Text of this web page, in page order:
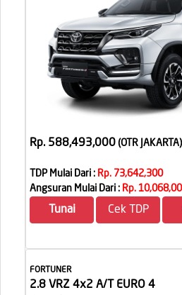
Rp. 588,493,000 (OTR JAKARTA)
TDP Mulai Dari : Rp. 73,642,300
Angsuran Mulai Dari : Rp.
Tunai Cek TDP
FORTUNER
2.8 VRZ 4x2 A/T EURO 4